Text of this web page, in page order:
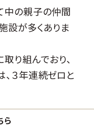
中の親子の仲間
設が多くありま
り組んでおり、
３年連続ゼロと
ら